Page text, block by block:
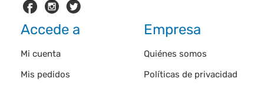
Accede a
Mi cuenta
Mis pedidos
Empresa
Quiénes somos
Políticas de privacidad